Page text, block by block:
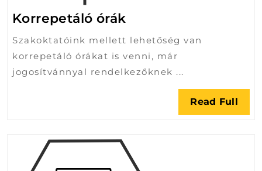
Korrepetáló órákKorrepetáló
órák
Szakoktatóink mellett lehetőség van
korrepetáló órákat is venni, már
jogosítvánnyal rendelkezőknek ...
Read Full
Full